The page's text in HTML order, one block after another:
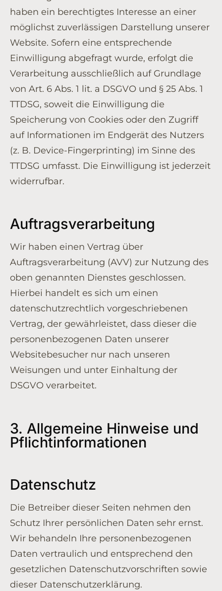
haben ein berechtigtes Interesse an einer
möglichst zuverlässigen Darstellung unserer
Website. Sofern eine entsprechende
Einwilligung abgefragt wurde, erfolgt die
Verarbeitung ausschließlich auf Grundlage
von Art. 6 Abs. 1 lit. a DSGVO und § 25 Abs. 1
TTDSG, soweit die Einwilligung die
Speicherung von Cookies oder den Zugriff
auf Informationen im Endgerät des Nutzers
(z. B. Device-Fingerprinting) im Sinne des
TTDSG umfasst. Die Einwilligung ist jederzeit
widerrufbar.
Auftragsverarbeitung
Wir haben einen Vertrag über
Auftragsverarbeitung (AVV) zur Nutzung des
oben genannten Dienstes geschlossen.
Hierbei handelt es sich um einen
datenschutzrechtlich vorgeschriebenen
Vertrag, der gewährleistet, dass dieser die
personenbezogenen Daten unserer
Websitebesucher nur nach unseren
Weisungen und unter Einhaltung der
DSGVO verarbeitet.
3. Allgemeine Hinweise und
Pflicht­informationen
Datenschutz
Die Betreiber dieser Seiten nehmen den
Schutz Ihrer persönlichen Daten sehr ernst.
Wir behandeln Ihre personenbezogenen
Daten vertraulich und entsprechend den
gesetzlichen Datenschutzvorschriften sowie
dieser Datenschutzerklärung.